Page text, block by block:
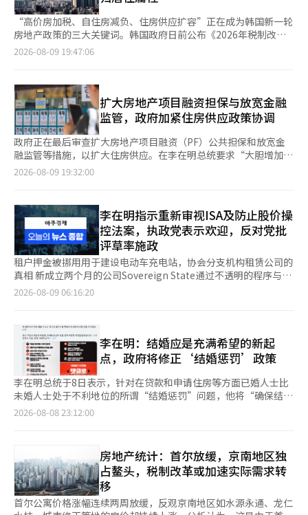
是希望放宽贷款监管或施舍金钱，而是希望进行△劳动市场改革
△建立正确的金融市场 △制定合理的房地产对策等。 他质
疑：“话说得如此，但22项政策中究竟能改动多少？”并主
张：“寻找青年希望的道路，除了政权更替没有其他解答。” 与
此同时，李总统在前一天的X（前推特）上表示：“青年人绝不能
度性不利，并进行汇报。”他还表示：“将逐一仔细审查是否有需
要改善的部分，以及这些方案是否能对所有人公平且实质性地提供
帮助。” 他提出了包括△放宽踏石和支撑的租金贷款收入条件 △
扩大新生儿特例贷款的双职工收入标准 △放宽新婚夫妇特别供应
的申请条件 △允许结婚后拥有两套小型住房的家庭申请住房 △扩
大结婚后两套住房者的购房税减免范围 △改善与婚姻相关的税收
抵免不利等22项政策。※ 本报道经人工智能（AI）系统翻译与编
辑。
“高价房加税、自住房减负、住房供应扩容”正在成为韩国新一轮
房地产政策的三大关键词。韩国政府日前公布《2026年税制改革
方案》，通过提高超高价住宅和非自住住宅的综合房地产税负担，
结构将发生变化。 税制改革方案于本月3日公布，对包括综合房地
产税在内的房地产税制进行全面改革，目标是推动房地产市场回归
正常运行、房价趋于合理。这是韩国政府四年来首次对房地产税制
作出调整，也是自2022年12月以来综合房地产税制迎来的首次重
大修订。根据方案，综合房地产税的征税依据将从“持有住房数
量”改为“持有物业价值”，税负上限也将由现行的150%提高至
200%。 此次改革的核心，是调整综合房地产税的基本扣除标准。
对于只拥有一套住房的家庭，基本扣除标准将从现行的房屋公示价
价格不超过14亿韩元且业主本人实际居住，即可免征综合房地产
税。按市场价格换算，这一门槛大致相当于20亿韩元左右。也就是
说，市场价格在20亿至30亿韩元区间、自住一套房的业主，其综
合房地产税负担有望减轻。 不过，房价越高，税负加重的趋势也
越明显。市场价格超过30亿韩元的住宅，即便业主自住，综合房地
产税负担也将上升；超过40亿韩元的超高价住宅，则将适用更高税
率。与此同时，非住宅物业的综合房地产税基本扣除标准将下调至
9亿韩元。 据测算，未来五年，这项税改预计将为韩国政府增加
府连续第二年推出增税举措。与去年相比，今年大企业和中小企业
的整体税负将有所减轻，而综合房地产税收入总额预计五年内将增
加2.1815万亿韩元。 随着税制调整，韩国购房者的置业策略也面
临重新调整。业内人士认为，过去市场上追逐地段优越、升值潜力
大的高价“核心一套房”的热潮可能有所降温，部分购房需求将转
向价格相对较低、更注重实际居住功能的住宅。 按照计划，该税
改方案将于20日前完成立法预告程序，随后于9月1日提交国务会
议审议，并力争在9月3日前提交国会常会审议。 韩国副总理兼企
动构建以实际居住需求为中心的住房市场。 业内普遍预计，随着
超高价住宅和非自住住宅的持有成本上升，而自住一套房家庭税负
减轻，税收因素今后将在购房者选择房价区间、地段及持有方式时
发挥更大作用，并可能进一步重塑韩国房地产市场的需求格局。
与调整税制并行，韩国政府也在加快扩大住房供应的步伐。韩国总
2026-08-09 19:47:06
扩大房地产项目融资担保与放宽金融
监管，政府加紧住房供应政策协调
政府正在最后审查扩大房地产项目融资（PF）公共担保和放宽金
融监管等措施，以扩大住房供应。在李在明总统要求“大胆增加住
房供应”的背景下，金融监管机构也在积极探讨放宽供应方融资的
可能被提及的方案是扩大PF公共担保。由于银行等金融机构对房
地产PF仍持保守态度，因此计划增加韩国住房金融公社等公共担
保机构的担保能力，以确保资金流向正常的项目。 金融机构对PF
相关的健康性监管放宽也是业界的强烈要求。金融监管机构为防止
PF项目过度借贷，计划从明年起在四年内将资本充足率提高至
20%。这一措施将根据资本充足率差异化适用风险权重、准备金和
贷款限额等。 然而，开发业界对金融机构已经提前反映这一点而
导致供应方融资萎缩表示不满。一位房地产开发业界人士表
实施时间。” 租赁经营者的贷款监管也可能会有所调整。政府在
去年9·7政策中限制了住房买卖和租赁经营者的住房抵押贷款，但
对新建住房以此作为抵押的首次贷款则予以例外。金融监管机构正
在考虑扩大这一例外范围，以促进租赁住房的供应。 为了解决即
将入住的新建公寓的尾款贷款难题，以及放宽搬迁费用贷款监管，
也在与促进供应的政策相结合进行审查。关于搬迁费用贷款，有人
提议将抵押标准从现有住房改为新建住房，以增加贷款可能金额。
李总统最近在两次房地产政策检查会议上讨论了扩大住房供应的方
慎。金融委员会正在准备限制针对投机目的的非居住一户住宅者的
租赁贷款。李总统多次指出，过度的租赁贷款可能会推高房价。
关于租赁贷款限制的方式，可能会考虑减少担保。银行的租赁贷款
是基于住房城市担保公社、韩国住房金融公社、SGI首尔担保等的
担保，因此可能会考虑降低担保比例或对部分对象限制担保。 关
2026-08-09 19:32:00
李在明指示重新审视ISA及防止股价操
控法案，执政党表示欢迎，反对党批
评草率施政
租户押金被挪用用于建设电动车充电站，协会分支机构租赁公司的
真相 新成立两个月的公司Sovereign State通过不透明的程序与韩
国建设技术协会签订了租赁合同。随后，该公司挪用租户的押金
充电器已不翼而飞。Sovereign EPS曾宣传的国内最大规模电动车
充电站“Megawatt”已被拆除。停车场一侧仅剩下皱巴巴的开幕
式横幅，停车场一角正在进行电气设备的拆除。 Sovereign State
的代表崔某也是Sovereign EPS的代表。2022年10月，他在此地
举行了Megawatt的开幕式，并豪言要“在全国主要节点扩展大型
充电站网络”。 Sovereign State与Sovereign EPS实际上是一体
的，尽管名称不同。两家公司的登记簿上共同列出了代表理事崔某
和审计理事李某。负责与租户签订合同的Sovereign State董事会
续12周下跌，保持在每升1800元区间 全国加油站油价连续12周下
跌。然而，无论是汽油还是柴油，每升价格仍保持在1800元以上
的高位。 8日，韩国石油公社的油价信息系统“Opinet”显示，8
月第一周（2日至6日）全国加油站汽油平均销售价格较上周下降
2.9元，达1866.2元。 按地区划分，首尔的价格为1909.1元，较上
2026-08-09 06:16:20
李在明：结婚应是充满希望的新起
点，政府将修正‘结婚惩罚’政策
李在明总统于8日表示，针对在贷款和申请住房等方面已婚人士比
未婚人士处于不利地位的所谓“结婚惩罚”问题，他将“确保结婚
成为一种充满希望的新起点，而不是负担”。 李总统在当天的社
遭受的制度性不利，并进行报告。” 李总统在今年2月的首席顾问
会议上也曾提到贷款和申请住房等方面的“结婚惩罚”问题。他当
时强调：“必须找到并修正这些问题”，并要求相关案例进行报
告。 李总统表示：“通过青年论坛、房地产讨论会和相关部门的
审查，我们听取了各种意见。”他提到，在此过程中，涉及贷款、
2026-08-08 23:12:00
房地产统计：首尔放缓，京南地区独
占鳌头，税制改革或加速实际需求转
移
首尔公寓价格涨幅连续两周放缓，反观京南地区如水源永通、龙仁